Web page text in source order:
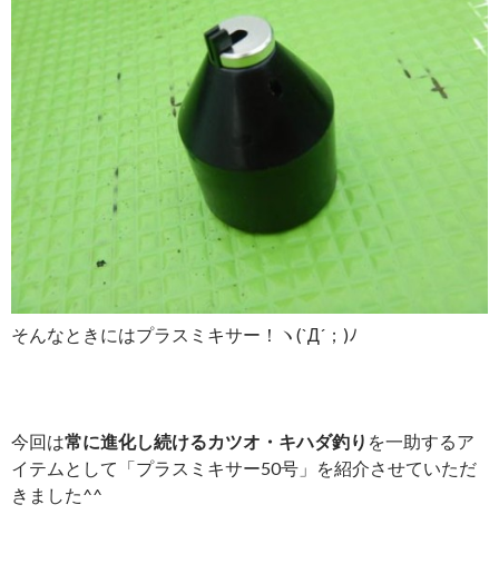
そんなときにはプラスミキサー！ヽ(`Д´；)ﾉ
今回は常に進化し続けるカツオ・キハダ釣り を一助するア
イテムとして「プラスミキサー50号」を紹介させていただ
きました^^